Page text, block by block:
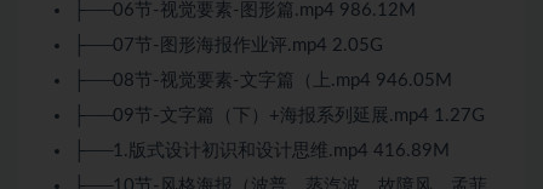
├──06节-视觉要素-图形篇.mp4 986.12M
├──07节-图形海报作业评.mp4 2.05G
├──08节-视觉要素-文字篇（上.mp4 946.05M
├──09节-文字篇（下）+海报系列延展.mp4 1.27G
├──1.版式设计初识和设计思维.mp4 416.89M